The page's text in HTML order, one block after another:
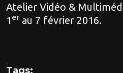
Atelier Vidéo &
1 er au 7 février 2016.
Tags: